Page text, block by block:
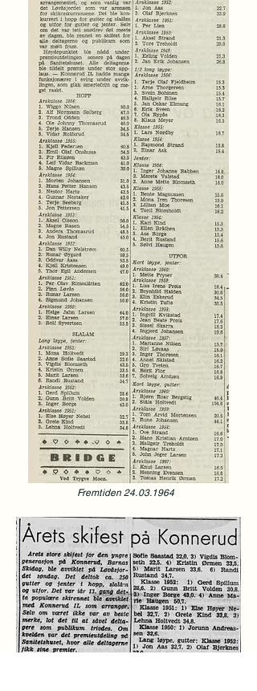
Fremtiden24.03.1964